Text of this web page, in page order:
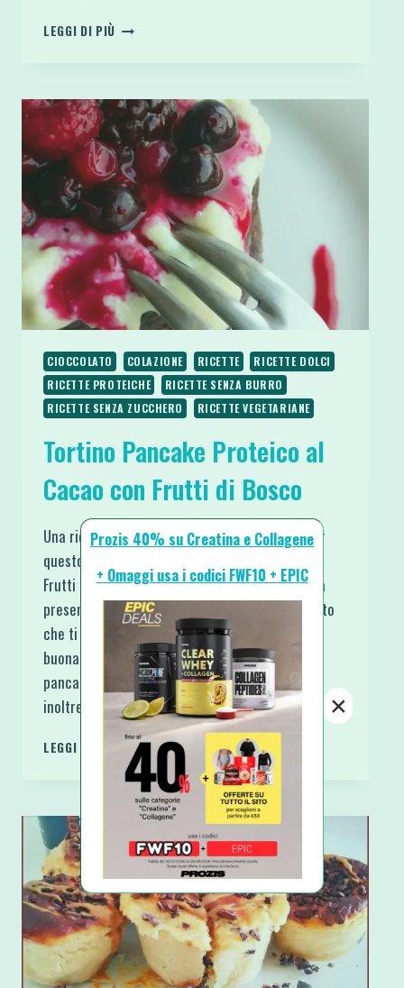
LEGGI DI PIÙ POLPETTONE
E
FUNGHI
CON
GLASSA
AROMATICA
CIOCCOLATO COLAZIONE RICETTE
RICETTE DOLCI
RICETTE PROTEICHE
RICETTE SENZA BURRO
RICETTE SENZA ZUCCHERO
RICETTE VEGETARIANE
Tortino Pancake Proteico al
Cacao con Frutti di Bosco
Una ricetta semplicissima e super-proteica per
questo Tortino Pancake Proteico al Cacao con
Frutti di Bosco. Perfetto per la colazione, per la
presenza di ottimi ingredienti e tantissimo gusto
che ti farà partire con la giusta carica e una
buona dose di buonumore. Ricetta per Ciccio
pancake fit da sfruttare in base ai tuoi gusti,
inoltre,…
LEGGI DI PIÙ
TORTINO
PANCAKE
PROTEICO
CACAO
CON
FRUTTI
DI
BOSCO
Prozis 40% su Creatina e Collagene
+ Omaggi usa i codici FWF10 + EPIC
×